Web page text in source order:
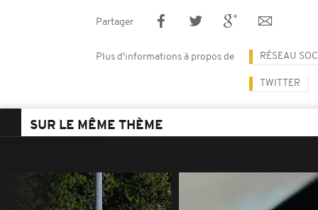
Partager
Plus d'informations à propos de RÉSEAU
TWITTER
SUR LE MÊME THÈME